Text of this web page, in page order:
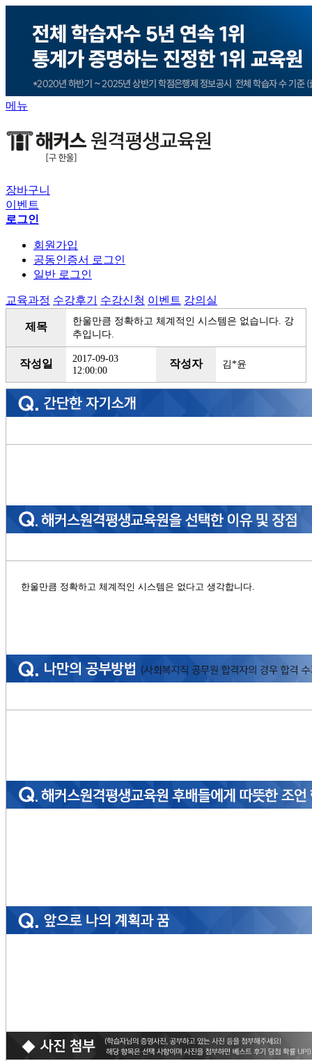
메뉴
장바구니
이벤트
로그인
회원가입
공동인증서 로그인
일반 로그인
교육과정 수강후기 수강신청 이벤트 강의실
제목
한울만큼 정확하고 체계적인 시스템은 없습니다. 강
추입니다.
작성일
2017-09-03
12:00:00
작성자 김*윤
한울만큼 정확하고 체계적인 시스템은 없다고 생각합니다.